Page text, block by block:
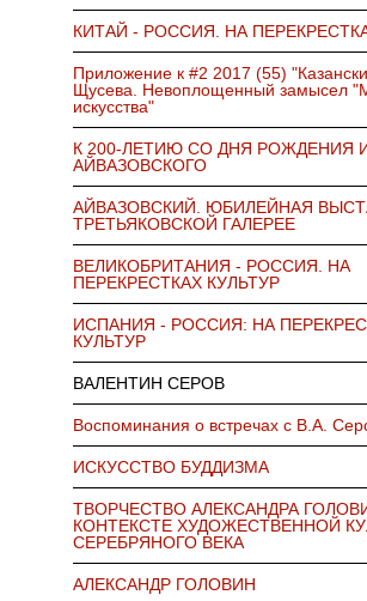
КИТАЙ - РОССИЯ. НА
Приложение к #2 2017 (55)
Щусева. Невоплощенный замысел
искусства"
К 200-ЛЕТИЮ СО ДНЯ РОЖДЕНИЯ
АЙВАЗОВСКОГО
АЙВАЗОВСКИЙ. ЮБИЛЕЙНАЯ
ТРЕТЬЯКОВСКОЙ ГАЛЕРЕЕ
ВЕЛИКОБРИТАНИЯ - РОССИЯ. НА
ПЕРЕКРЕСТКАХ КУЛЬТУР
ИСПАНИЯ - РОССИЯ: НА
КУЛЬТУР
ВАЛЕНТИН СЕРОВ
Воспоминания о встречах с В.А.
ИСКУССТВО БУДДИЗМА
ТВОРЧЕСТВО АЛЕКСАНДРА
КОНТЕКСТЕ ХУДОЖЕСТВЕННОЙ
СЕРЕБРЯНОГО ВЕКА
АЛЕКСАНДР ГОЛОВИН